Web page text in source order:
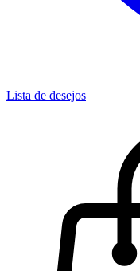
Lista de desejos